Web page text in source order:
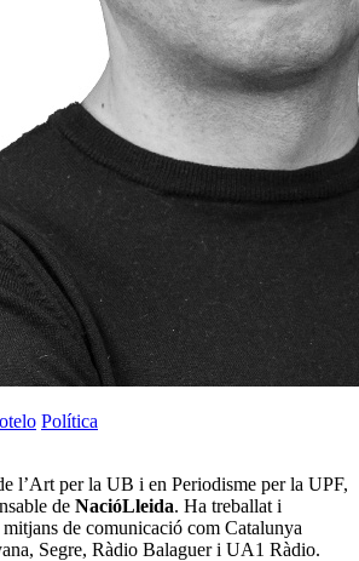
Política
l’Art per la UB i en Periodisme per la UPF,
de NacióLleida. Ha treballat i
de comunicació com Catalunya
Segre, Ràdio Balaguer i UA1 Ràdio.